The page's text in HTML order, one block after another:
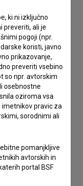
soglasjeza
podatkov.
ki ni izključno
preveriti, ali je
pogoji (npr.
koristi, javno
prikazovanje,
preveriti vsebino
so npr. avtorskim
osebnostne
oziroma vsa
pravic za
sorodnimi ali
pomanjkljive
avtorskih in
portal BSF